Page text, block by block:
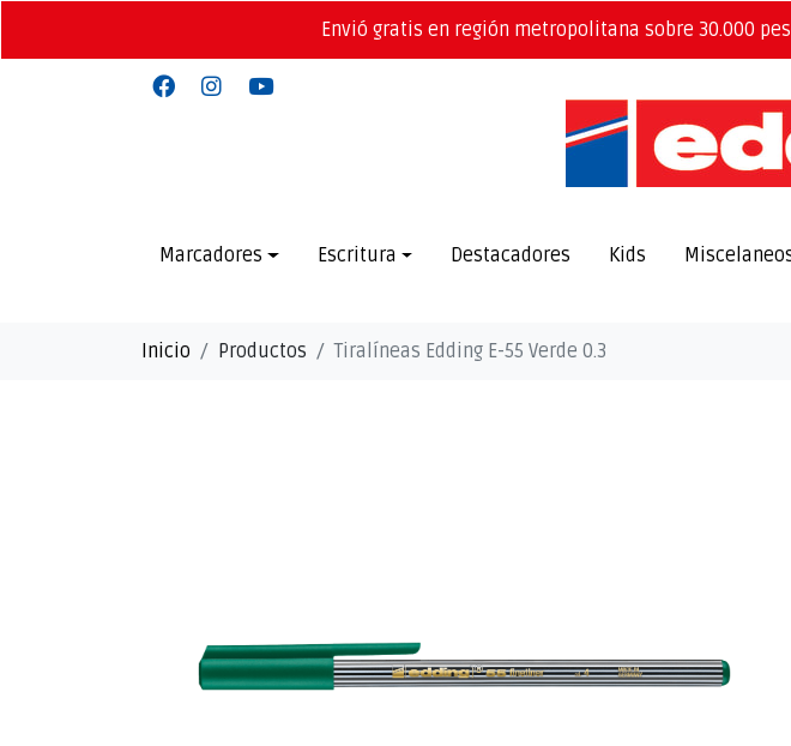
Envió gratis en región metropolitana sobre 30.000
Marcadores Escritura Destacadores Kids
Inicio Productos Tiralíneas Edding E-55 Verde 0.3